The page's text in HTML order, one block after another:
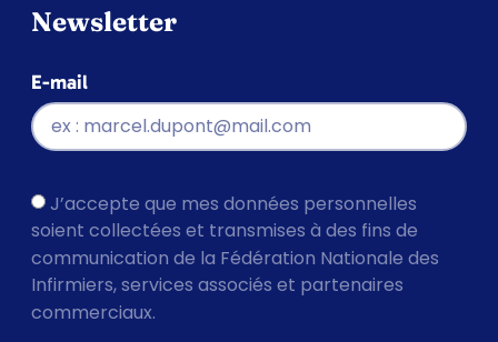
Newsletter
E-mail
J’accepte que mes données personnelles
soient collectées et transmises à des fins de
communication de la Fédération Nationale des
Infirmiers, services associés et partenaires
commerciaux.